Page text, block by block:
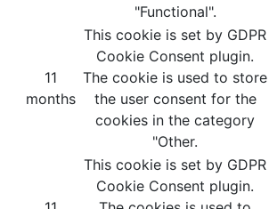
"Functional".
11
months
This cookie is set by GDPR
Cookie Consent plugin.
The cookie is used to store
the user consent for the
cookies in the category
"Other.
This cookie is set by GDPR
Cookie Consent plugin.